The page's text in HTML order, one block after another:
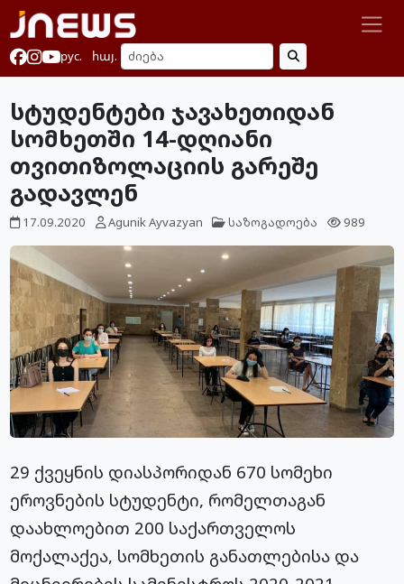
рус. հայ.
სტუდენტები ჯავახეთიდან
სომხეთში 14-დღიანი
თვითიზოლაციის გარეშე
გადავლენ
17.09.2020 Agunik Ayvazyan საზოგადოება 989
29 ქვეყნის დიასპორიდან 670 სომეხი
ეროვნების სტუდენტი, რომელთაგან
დაახლოებით 200 საქართველოს
მოქალაქეა, სომხეთის განათლებისა და